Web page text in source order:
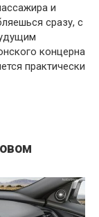
и
сразу, с
концерна
практически